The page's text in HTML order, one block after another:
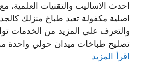
احدث الاساليب والتقنيات العلمية،
اصلية مكفولة تعيد طباخ منزلك
والتعرف على المزيد من الخدمات
تصليح طباخات ميدان حولي واحدة
اقرأ المزيد